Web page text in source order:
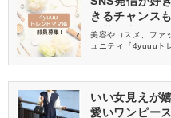
きるチャンス
員募集中
美容やコスメ、ファ
ュニティ『4yuuuト
信してくれる方を募
いい女見えが
愛いワンピー